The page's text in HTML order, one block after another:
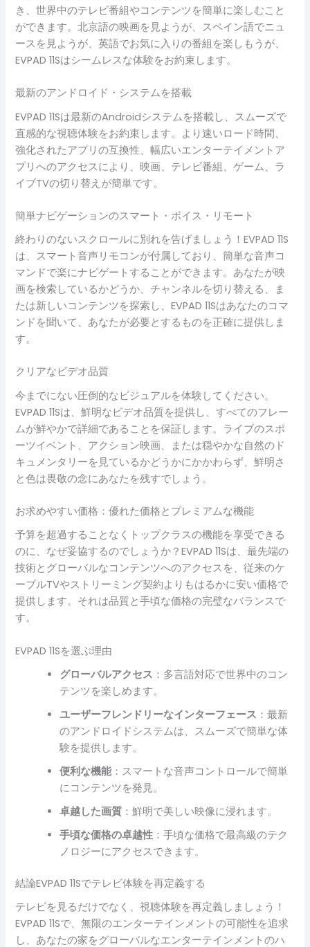
き、世界中のテレビ番組やコンテンツを簡単に楽しむこと
ができます。北京語の映画を見ようが、スペイン語でニュ
ースを見ようが、英語でお気に入りの番組を楽しもうが、
EVPAD 11Sはシームレスな体験をお約束します。
最新のアンドロイド・システムを搭載
EVPAD 11Sは最新のAndroidシステムを搭載し、スムーズで
直感的な視聴体験をお約束します。より速いロード時間、
強化されたアプリの互換性、幅広いエンターテイメントア
プリへのアクセスにより、映画、テレビ番組、ゲーム、ラ
イブTVの切り替えが簡単です。
簡単ナビゲーションのスマート・ボイス・リモート
終わりのないスクロールに別れを告げましょう！EVPAD 11S
は、スマート音声リモコンが付属しており、簡単な音声コ
マンドで楽にナビゲートすることができます。あなたが映
画を検索しているかどうか、チャンネルを切り替える、ま
たは新しいコンテンツを探索し、EVPAD 11Sはあなたのコマ
ンドを聞いて、あなたが必要とするものを正確に提供しま
す。
クリアなビデオ品質
今までにない圧倒的なビジュアルを体験してください。
EVPAD 11Sは、鮮明なビデオ品質を提供し、すべてのフレー
ムが鮮やかで詳細であることを保証します。ライブのスポ
ーツイベント、アクション映画、または穏やかな自然のド
キュメンタリーを見ているかどうかにかかわらず、鮮明さ
と色は畏敬の念にあなたを残すでしょう。
お求めやすい価格：優れた価格とプレミアムな機能
予算を超過することなくトップクラスの機能を享受できる
のに、なぜ妥協するのでしょうか？EVPAD 11Sは、最先端の
技術とグローバルなコンテンツへのアクセスを、従来のケ
ーブルTVやストリーミング契約よりもはるかに安い価格で
提供します。それは品質と手頃な価格の完璧なバランスで
す。
EVPAD 11Sを選ぶ理由
グローバルアクセス ：多言語対応で世界中のコン
テンツを楽しめます。
ユーザーフレンドリーなインターフェース ：最新
のアンドロイドシステムは、スムーズで簡単な体
験を提供します。
便利な機能 ：スマートな音声コントロールで簡単
にコンテンツを発見。
卓越した画質 ：鮮明で美しい映像に浸れます。
手頃な価格の卓越性 ：手頃な価格で最高級のテク
ノロジーにアクセスできます。
結論EVPAD 11Sでテレビ体験を再定義する
テレビを見るだけでなく、視聴体験を再定義しましょう！
EVPAD 11Sで、無限のエンターテインメントの可能性を追求
し、あなたの家をグローバルなエンターテインメントのハ